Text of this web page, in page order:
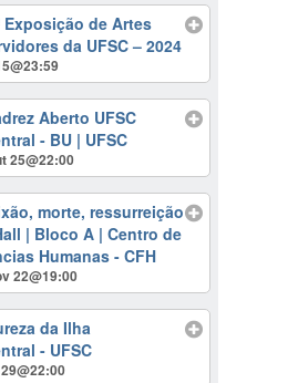
Exposição de Artes
da UFSC – 2024
Aberto UFSC
- BU | UFSC
25@22:00
morte, ressurreição
| Bloco A | Centro de
Humanas - CFH
22@19:00
da Ilha
- UFSC